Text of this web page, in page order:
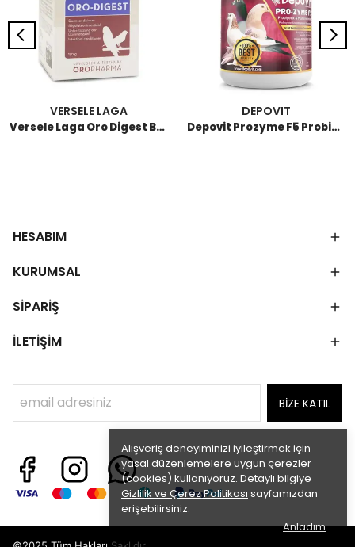
Alışveriş deneyiminizi iyileştirmek için
yasal düzenlemelere uygun çerezler
(cookies) kullanıyoruz. Detaylı bilgiye
Gizlilik ve Çerez Politikası sayfamızdan
erişebilirsiniz.
Anladım
VERSELE LAGA
Versele Laga Oro Digest Bağırsak Düzenleyici 150 GR
DEPOVIT
Depovit Prozyme F5 Probiyotik ve Multienzimler 1 KG
HESABIM
KURUMSAL
SİPARİŞ
İLETİŞİM
BİZE KATIL